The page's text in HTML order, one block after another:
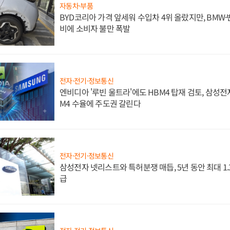
자동차·부품
BYD코리아 가격 앞세워 수입차 4위 올랐지만,
비에 소비자 불만 폭발
전자·전기·정보통신
엔비디아 '루빈 울트라'에도 HBM4 탑재 검토, 삼성전
M4 수율에 주도권 갈린다
전자·전기·정보통신
삼성전자 넷리스트와 특허분쟁 매듭, 5년 동안 최대
급